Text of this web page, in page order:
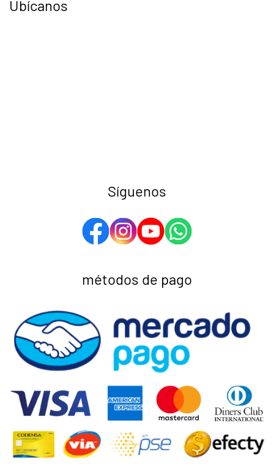
Ubícanos
Síguenos
métodos de pago